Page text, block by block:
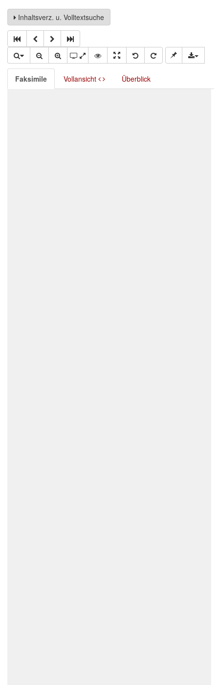
Inhaltsverz. u. Volltextsuche
Faksimile Vollansicht Überblick